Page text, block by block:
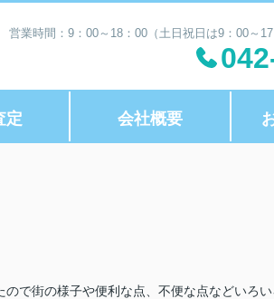
営業時間：9：00～18：00（土日祝日は9：00～
定 会社概要
で街の様子や便利な点、不便な点などいろ